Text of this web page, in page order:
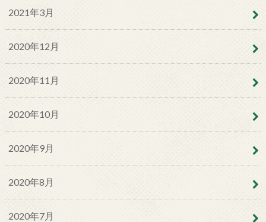
2021年3月
2020年12月
2020年11月
2020年10月
2020年9月
2020年8月
2020年7月